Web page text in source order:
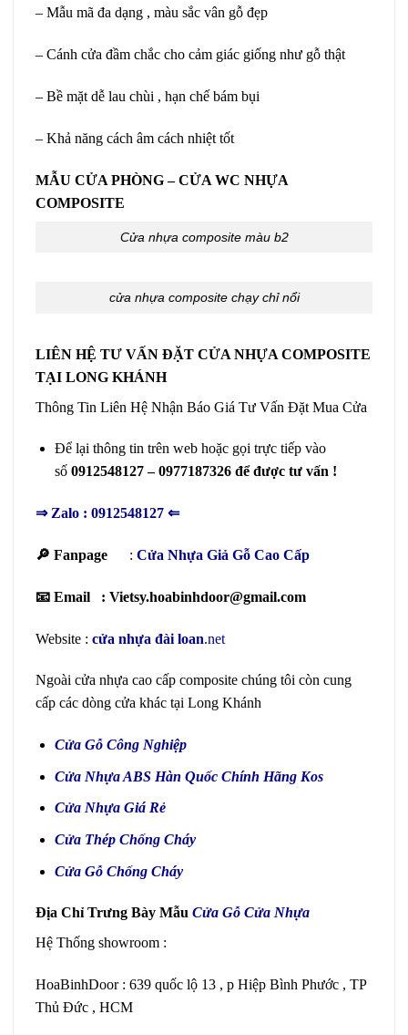
– Mẫu mã đa dạng , màu sắc vân gỗ đẹp
– Cánh cửa đầm chắc cho cảm giác giống như gỗ thật
– Bề mặt dễ lau chùi , hạn chế bám bụi
– Khả năng cách âm cách nhiệt tốt
MẪU CỬA PHÒNG – CỬA WC NHỰA
COMPOSITE
Cửa nhựa composite màu b2
cửa nhựa composite chạy chỉ nổi
LIÊN HỆ TƯ VẤN ĐẶT CỬA NHỰA COMPOSITE
TẠI LONG KHÁNH
Thông Tin Liên Hệ Nhận Báo Giá Tư Vấn Đặt Mua Cửa
Để lại thông tin trên web hoặc gọi trực tiếp vào
số 0912548127 – 0977187326 để được tư vấn !
⇒ Zalo : 0912548127 ⇐
🔎 Fanpage : Cửa Nhựa Giả Gỗ Cao Cấp
📧 Email : Vietsy.hoabinhdoor@gmail.com
Website : cửa nhựa đài loan.net
Ngoài cửa nhựa cao cấp composite chúng tôi còn cung
cấp các dòng cửa khác tại Long Khánh
Cửa Gỗ Công Nghiệp
Cửa Nhựa ABS Hàn QuốcChính Hãng Kos
Cửa Nhựa Giá Rẻ
Cửa Thép Chống Cháy
Cửa Gỗ Chống Cháy
Địa Chỉ Trưng Bày Mẫu Cửa Gỗ Cửa Nhựa
Hệ Thống showroom :
HoaBinhDoor : 639 quốc lộ 13 , p Hiệp Bình Phước , TP
Thủ Đức , HCM